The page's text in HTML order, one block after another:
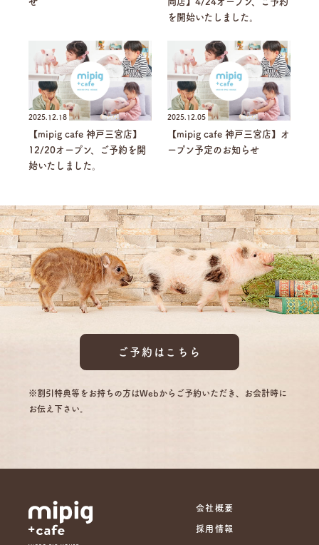
を開始いたしました。
2025.12.18
【mipig cafe 神戸三宮店】
12/20オープン、ご予約を開
始いたしました。
2025.12.05
【mipig cafe 神戸三宮店】オ
ープン予定のお知らせ
ご予約はこちら
※割引特典等をお持ちの方はWebからご予約いただき、お会計時に
お伝え下さい。
会社概要
採用情報